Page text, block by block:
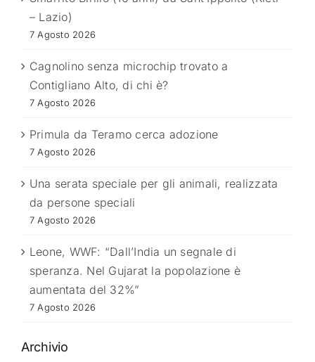
– Lazio)
7 Agosto 2026
Cagnolino senza microchip trovato a
Contigliano Alto, di chi è?
7 Agosto 2026
Primula da Teramo cerca adozione
7 Agosto 2026
Una serata speciale per gli animali, realizzata
da persone speciali
7 Agosto 2026
Leone, WWF: “Dall’India un segnale di
speranza. Nel Gujarat la popolazione è
aumentata del 32%”
7 Agosto 2026
Archivio